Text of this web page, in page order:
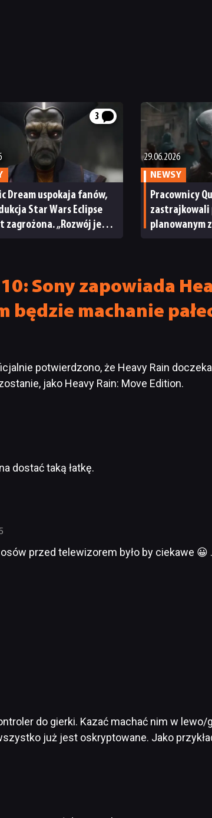
3
Dream uspokaja fanów,
Star Wars Eclipse
zagrożona. „Rozwój jest
29.06.2026
NEWSY
Pracownicy
zastrajkowali
planowanym
Sony zapowiada
będzie machanie
potwierdzono, że Heavy Rain
jako Heavy Rain: Move Edition.
dostać taką łatkę.
przed telewizorem było by ciekawe 😀 .
do gierki. Kazać machać nim w
już jest oskryptowane. Jako